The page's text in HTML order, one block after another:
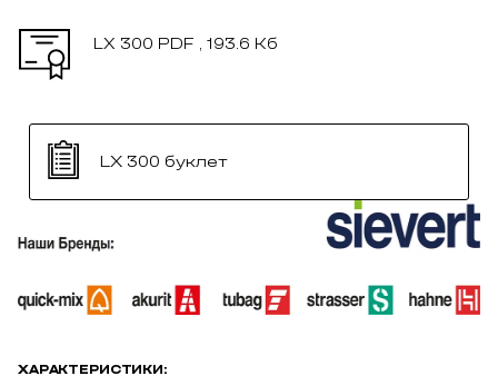
LX 300 PDF , 193.6 Кб
LX 300 буклет
ХАРАКТЕРИСТИКИ: